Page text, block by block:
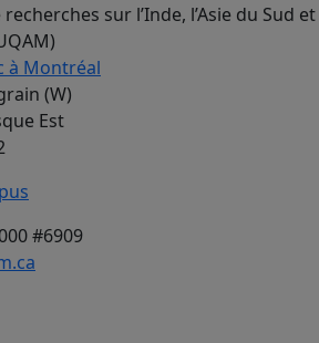
sur l’Inde, l’Asie du Sud et
à Montréal
(W)
Est
#6909